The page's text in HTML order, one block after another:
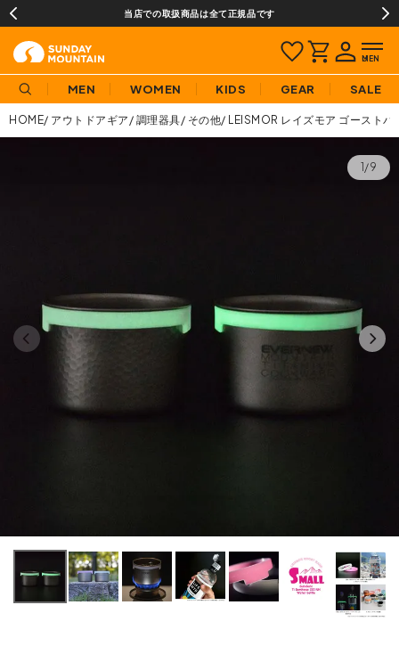
当店での取扱商品は全て正規品です
MEN WOMEN KIDS GEAR SALE
HOME アウトドアギア 調理器具 その他 LEISMOR レイズモア ゴーストバ
1/9